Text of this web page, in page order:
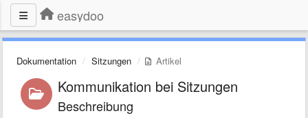
easydoo
Dokumentation Sitzungen Artikel
Kommunikation bei Sitzungen
Beschreibung